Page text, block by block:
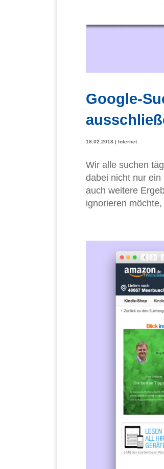
Google-
18.02.2018 | Internet
Wir alle suchen
dabei nicht nur
auch weitere
ignorieren